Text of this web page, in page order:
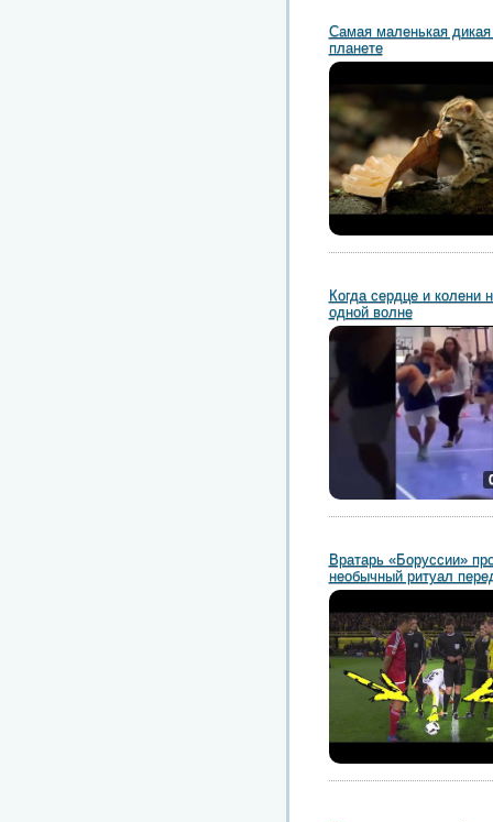
Самая маленькая
планете
Когда сердце и колени
одной волне
Вратарь «Боруссии»
необычный ритуал